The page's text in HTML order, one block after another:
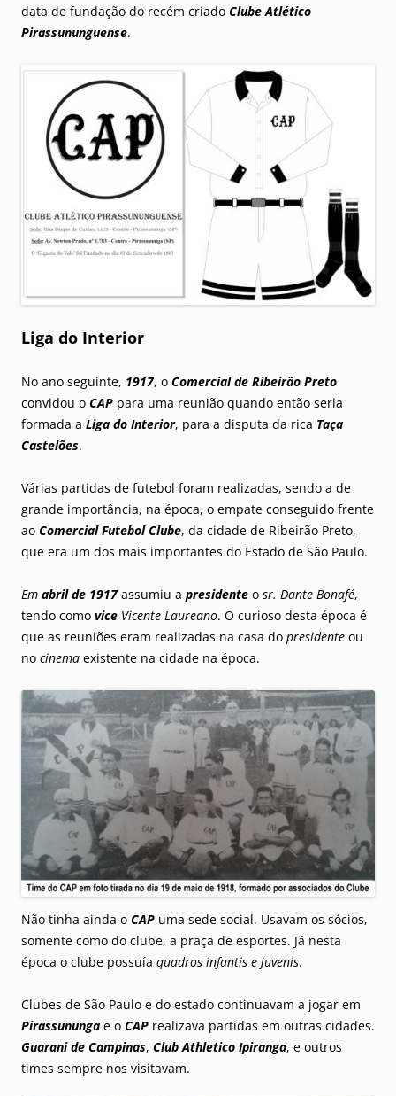
data de fundação do recém criado Clube Atlético
Pirassununguense.
Liga do Interior
No ano seguinte, 1917, o Comercial de Ribeirão Preto
convidou o CAP para uma reunião quando então seria
formada a Liga do Interior, para a disputa da rica Taça
Castelões.
Várias partidas de futebol foram realizadas, sendo a de
grande importância, na época, o empate conseguido frente
ao Comercial Futebol Clube, da cidade de Ribeirão Preto,
que era um dos mais importantes do Estado de São Paulo.
Em abril de 1917assumiu a presidente o sr. Dante Bonafé,
tendo como vice Vicente Laureano. O curioso desta época é
que as reuniões eram realizadas na casa do presidente ou
no cinema existente na cidade na época.
Não tinha ainda o CAP uma sede social. Usavam os sócios,
somente como do clube, a praça de esportes. Já nesta
época o clube possuía quadros infantis e juvenis.
Clubes de São Paulo e do estado continuavam a jogar em
Pirassununga e o CAP realizava partidas em outras cidades.
Guarani de Campinas, Club Athletico Ipiranga, e outros
times sempre nos visitavam.